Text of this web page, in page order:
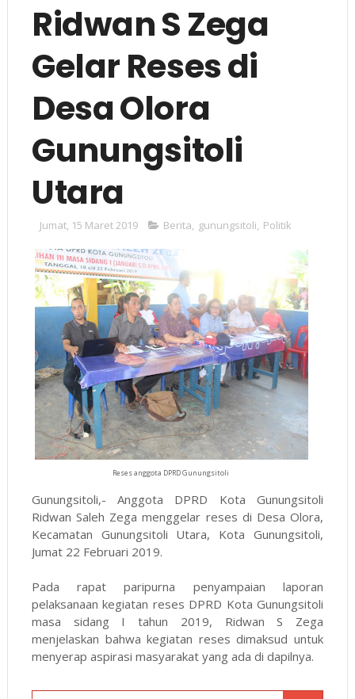
Ridwan S Zega
Gelar Reses di
Desa Olora
Gunungsitoli
Utara
Jumat, 15 Maret 2019 Berita, gunungsitoli, Politik
Reses anggota DPRD Gunungsitoli
Gunungsitoli,- Anggota DPRD Kota Gunungsitoli
Ridwan Saleh Zega menggelar reses di Desa Olora,
Kecamatan Gunungsitoli Utara, Kota Gunungsitoli,
Jumat 22 Februari 2019.
Pada rapat paripurna penyampaian laporan
pelaksanaan kegiatan reses DPRD Kota Gunungsitoli
masa sidang I tahun 2019, Ridwan S Zega
menjelaskan bahwa kegiatan reses dimaksud untuk
menyerap aspirasi masyarakat yang ada di dapilnya.